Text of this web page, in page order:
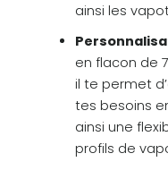
ainsi les
en flacon de
il te permet
tes besoins
ainsi une
profils de